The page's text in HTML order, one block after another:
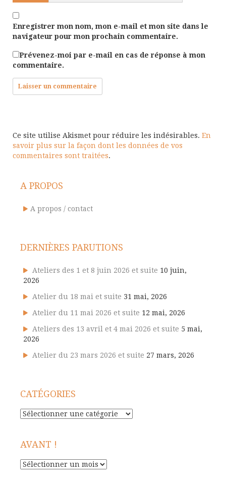
Enregistrer mon nom, mon e-mail et mon site dans le
navigateur pour mon prochain commentaire.
Prévenez-moi par e-mail en cas de réponse à mon
commentaire.
Ce site utilise Akismet pour réduire les indésirables. En
savoir plus sur la façon dont les données de vos
commentaires sont traitées.
A PROPOS
A propos / contact
DERNIÈRES PARUTIONS
Ateliers des 1 et 8 juin 2026 et suite 10 juin,
2026
Atelier du 18 mai et suite 31 mai, 2026
Atelier du 11 mai 2026 et suite 12 mai, 2026
Ateliers des 13 avril et 4 mai 2026 et suite 5 mai,
2026
Atelier du 23 mars 2026 et suite 27 mars, 2026
CATÉGORIES
Catégories
AVANT !
Avant